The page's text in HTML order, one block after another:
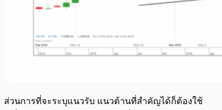
ส่วนการที่จะระบุแนวรับ แนวต้านที่สำคัญได้ก็ต้องใช้